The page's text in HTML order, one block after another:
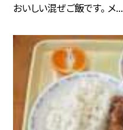
おいしい混ぜご飯です。 メ...